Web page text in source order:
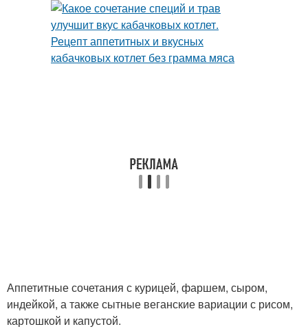
Котлеты из курицы Котлеты в мультиварке
Аппетитные сочетания с курицей, фаршем, сыром,
индейкой, а также сытные веганские вариации с рисом,
картошкой и капустой.